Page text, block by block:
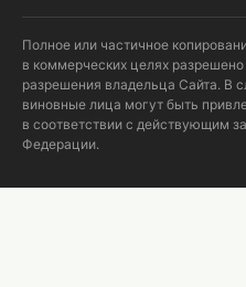
Полное или частичное
в коммерческих целях
разрешения владельца Сайта. В
виновные лица могут быть
в соответствии с действующим
Федерации.